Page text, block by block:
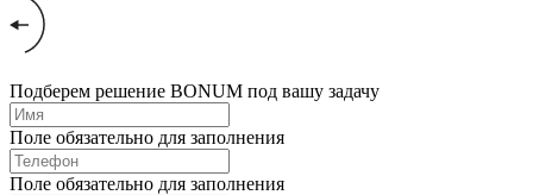
Подберем решение BONUM под вашу задачу
Поле обязательно для заполнения
Поле обязательно для заполнения